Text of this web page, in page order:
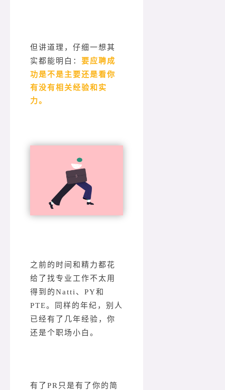
但讲道理，仔细一想其
实都能明白： 要应聘成
功是不是主要还是看你
有没有相关经验和实
力。
之前的时间和精力都花
给了找专业工作不太用
得到的Natti、PY和
PTE。同样的年纪，别人
已经有了几年经验，你
还是个职场小白。
有了PR只是有了你的简